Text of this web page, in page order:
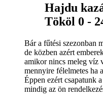
Hajdu
Tököl 0 -
Bár a fűtési szezonban
de közben azért
amikor nincs meleg víz
mennyire félelmetes ha
Éppen ezért csapatunk
mindig az ön